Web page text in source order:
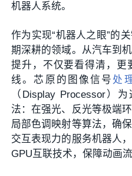
机器人系统。
作为实现“机器人之眼”的
期深耕的领域。从汽车到
提升，不仅要看得清，更
线。芯原的图像信号 处
（Display Processor）
法：在强光、反光等极端
局部色调映射等算法，确
交互表现力的服务机器人
GPU互联技术，保障动画流